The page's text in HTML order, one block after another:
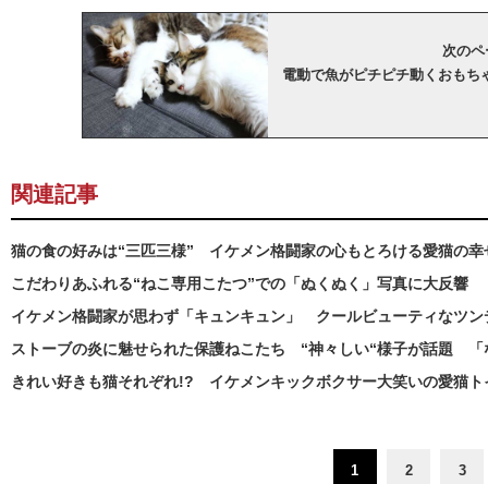
次の
電動で魚がピチピチ動くおもち
関連記事
猫の食の好みは“三匹三様” イケメン格闘家の心もとろける愛猫の幸
こだわりあふれる“ねこ専用こたつ”での「ぬくぬく」写真に大反響
イケメン格闘家が思わず「キュンキュン」 クールビューティなツン
ストーブの炎に魅せられた保護ねこたち “神々しい“様子が話題 「
きれい好きも猫それぞれ!? イケメンキックボクサー大笑いの愛猫ト
1 2 3